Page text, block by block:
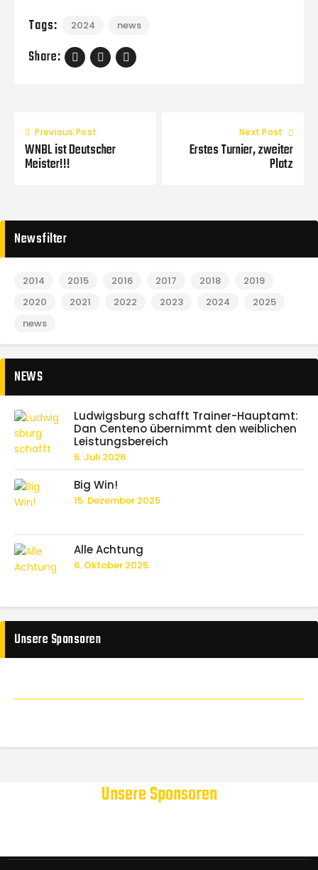
Tags: 2024 news
Share:
Previous Post
WNBL ist Deutscher
Meister!!!
Next Post
Erstes Turnier, zweiter
Platz
Newsfilter
2014 2015 2016 2017 2018
2019
2020
2021 2022 2023 2024
2025
news
NEWS
Ludwigsburg schafft Trainer-Hauptamt:
Dan Centeno übernimmt den weiblichen
Leistungsbereich
6. Juli 2026
Big Win!
15. Dezember 2025
Alle Achtung
6. Oktober 2025
Unsere Sponsoren
Unsere Sponsoren